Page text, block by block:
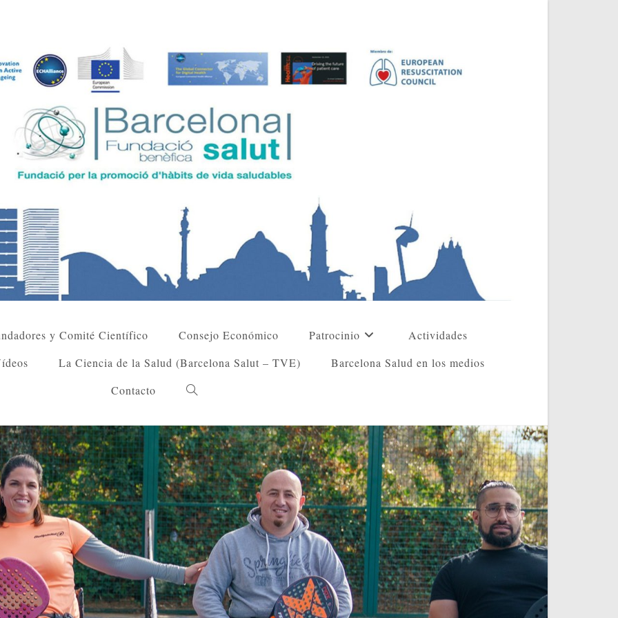
y Comité Científico Consejo Económico Patrocinio
Actividades
La Ciencia de la Salud (Barcelona Salut – TVE)
Barcelona Salud en los medios
Contacto
Alternar
de
la
web